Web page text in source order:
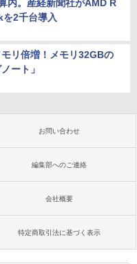
内。産経新聞社がAMD R
2千台導入
リ倍増！メモリ32GBの
ート」
お問い合わせ
編集部へのご連絡
会社概要
特定商取引法に基づく表示